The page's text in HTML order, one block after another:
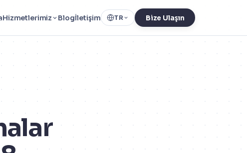
Hizmetlerimiz Blogİletişim TR Bize Ulaşın